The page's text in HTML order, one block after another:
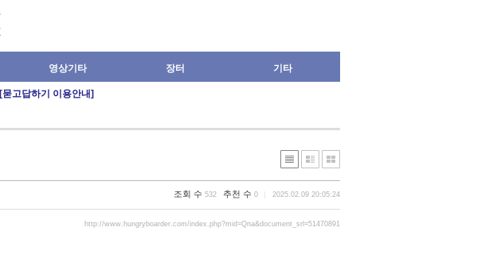
영상기타 장터 기타
[묻고답하기 이용안내]
조회 수 532 추천 수 0 2025.02.09 20:05:24
http://www.hungryboarder.com/index.php?mid=Qna&document_srl=51470891